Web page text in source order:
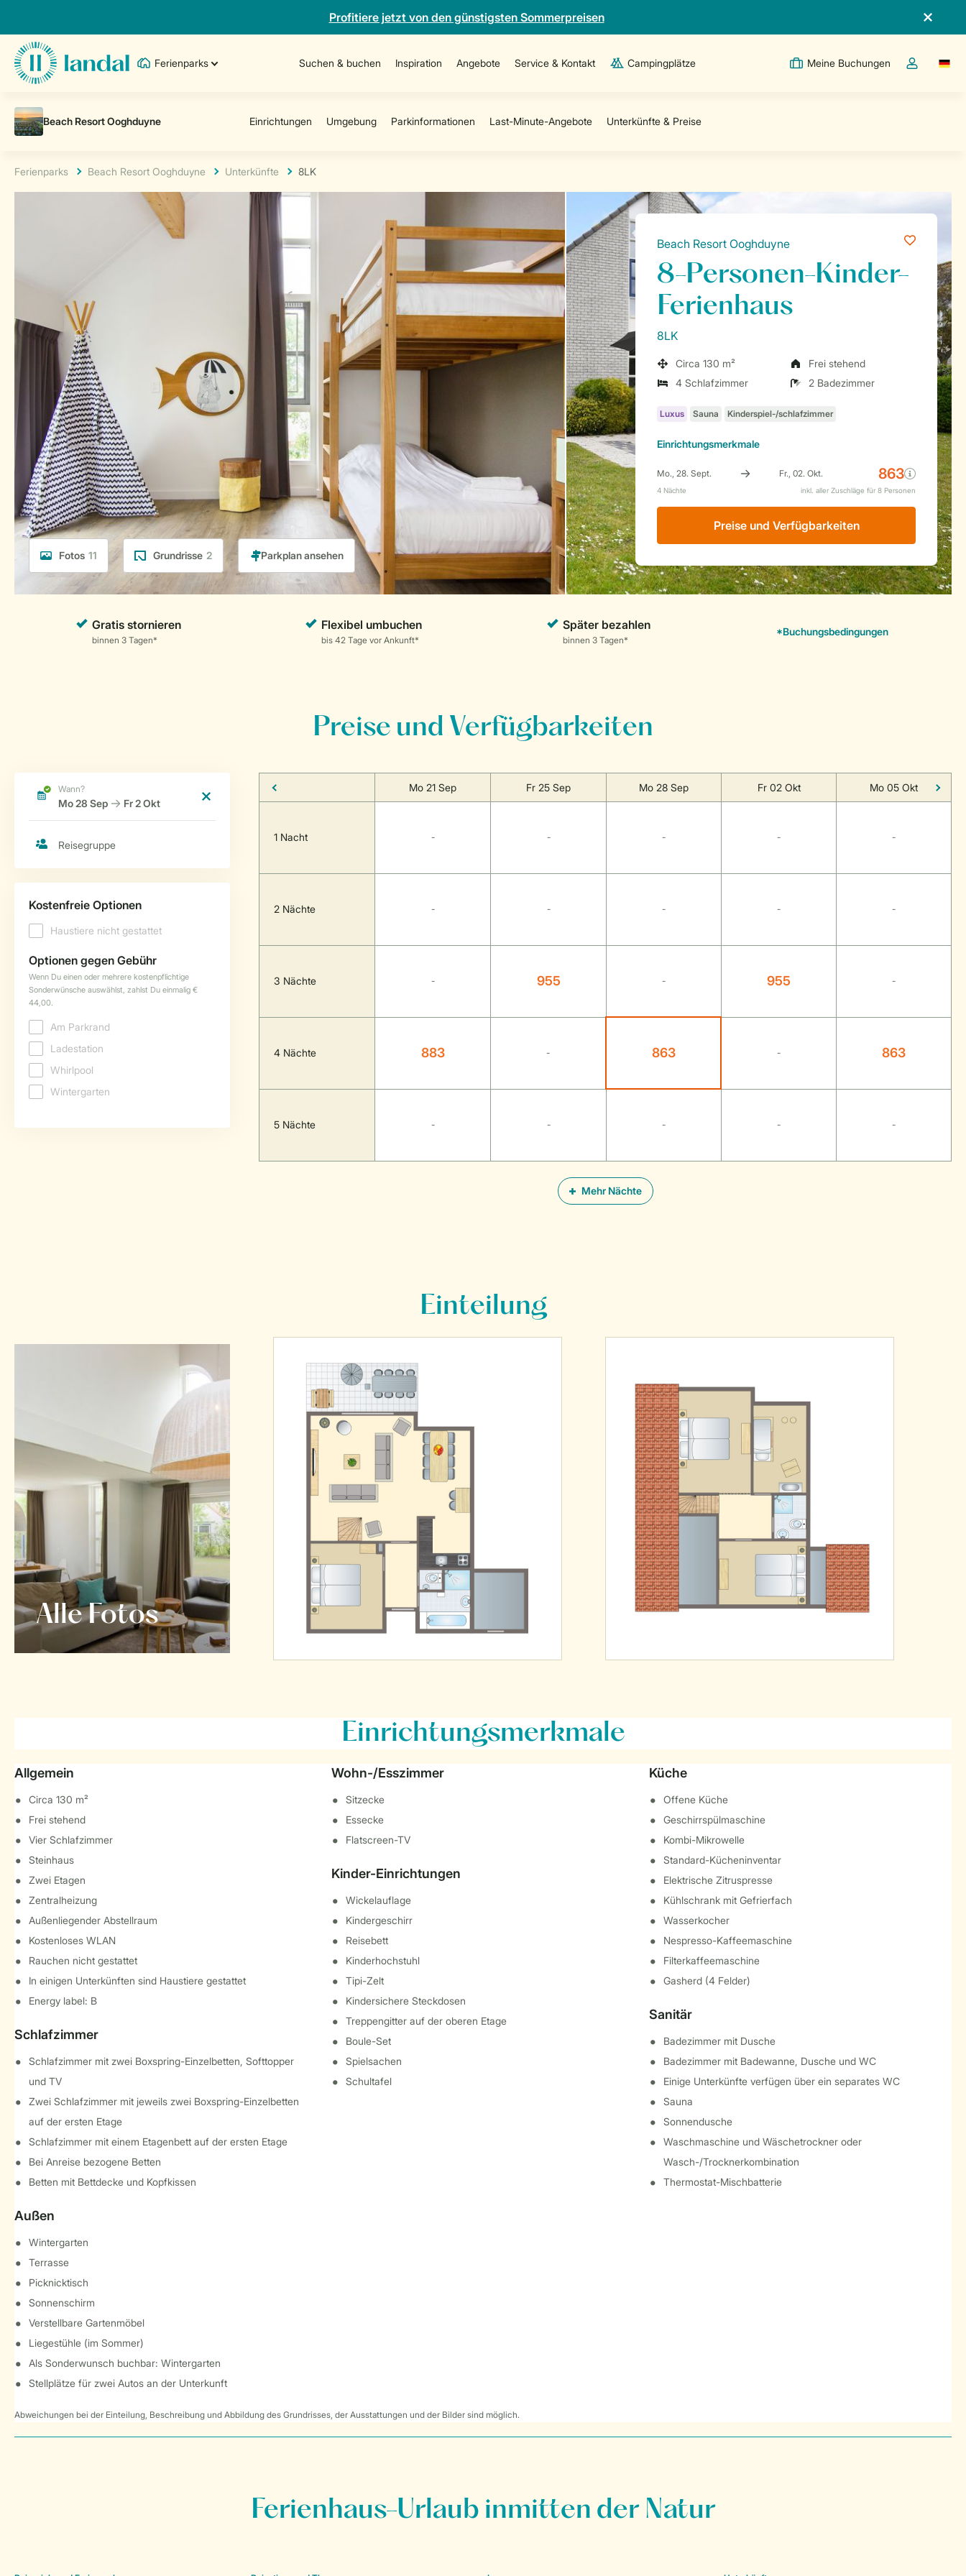
Profitiere jetzt von den günstigsten Sommerpreisen
Ferienparks Suchen & buchen Inspiration Angebote Service & Kontakt Campingplätze Meine Buchungen
Dropdown-
Ferienparks Beach Resort Ooghduyne Unterkünfte 8LK
Fotos 11 Grundrisse 2
Beach Resort Ooghduyne
8-Personen-Kinder-
Ferienhaus
8LK
Circa 130 m²
Frei stehend
4 Schlafzimmer
2 Badezimmer
Einrichtungsmerkmale
Preise und Verfügbarkeiten
Preise und Verfügbarkeiten
Mehr Nächte
Mo 21 Sep Fr 25 Sep Mo 28 Sep Fr 02 Okt Mo 05 Okt
1 Nacht - - - - -
2 Nächte - - - - -
3 Nächte - 955 - 955 -
4 Nächte 883 - 863 - 863
5 Nächte - - - - -
Einteilung
Alle Fotos
Einrichtungsmerkmale
Allgemein
Circa 130 m²
Frei stehend
Vier Schlafzimmer
Steinhaus
Zwei Etagen
Zentralheizung
Außenliegender Abstellraum
Kostenloses WLAN
Rauchen nicht gestattet
In einigen Unterkünften sind Haustiere gestattet
Energy label: B
Schlafzimmer
Schlafzimmer mit zwei Boxspring-Einzelbetten, Softtopper
und TV
Zwei Schlafzimmer mit jeweils zwei Boxspring-Einzelbetten
auf der ersten Etage
Schlafzimmer mit einem Etagenbett auf der ersten Etage
Bei Anreise bezogene Betten
Betten mit Bettdecke und Kopfkissen
Außen
Wintergarten
Terrasse
Picknicktisch
Sonnenschirm
Verstellbare Gartenmöbel
Liegestühle (im Sommer)
Als Sonderwunsch buchbar: Wintergarten
Stellplätze für zwei Autos an der Unterkunft
Wohn-/Esszimmer
Sitzecke
Essecke
Flatscreen-TV
Kinder-Einrichtungen
Wickelauflage
Kindergeschirr
Reisebett
Kinderhochstuhl
Tipi-Zelt
Kindersichere Steckdosen
Treppengitter auf der oberen Etage
Boule-Set
Spielsachen
Schultafel
Küche
Offene Küche
Geschirrspülmaschine
Kombi-Mikrowelle
Standard-Kücheninventar
Elektrische Zitruspresse
Kühlschrank mit Gefrierfach
Wasserkocher
Nespresso-Kaffeemaschine
Filterkaffeemaschine
Gasherd (4 Felder)
Sanitär
Badezimmer mit Dusche
Badezimmer mit Badewanne, Dusche und WC
Einige Unterkünfte verfügen über ein separates WC
Sauna
Sonnendusche
Waschmaschine und Wäschetrockner oder
Wasch-/Trocknerkombination
Thermostat-Mischbatterie
Abweichungen bei der Einteilung, Beschreibung und Abbildung des Grundrisses, der Ausstattungen und der Bilder sind möglich.
Ferienhaus-Urlaub inmitten der Natur